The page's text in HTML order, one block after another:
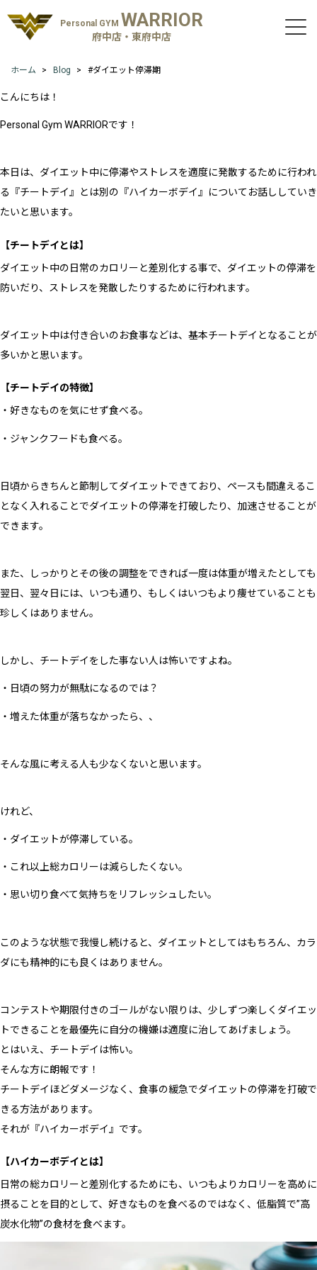
Personal GYM WARRIOR
府中店・東府中店
ホーム Blog #ダイエット停滞期
こんにちは！
Personal Gym WARRIORです！
本日は、ダイエット中に停滞やストレスを適度に発散するために行われ
る『チートデイ』とは別の『ハイカーボデイ』についてお話ししていき
たいと思います。
【チートデイとは】
ダイエット中の日常のカロリーと差別化する事で、ダイエットの停滞を
防いだり、ストレスを発散したりするために行われます。
ダイエット中は付き合いのお食事などは、基本チートデイとなることが
多いかと思います。
【チートデイの特徴】
・好きなものを気にせず食べる。
・ジャンクフードも食べる。
日頃からきちんと節制してダイエットできており、ペースも間違えるこ
となく入れることでダイエットの停滞を打破したり、加速させることが
できます。
また、しっかりとその後の調整をできれば一度は体重が増えたとしても
翌日、翌々日には、いつも通り、もしくはいつもより痩せていることも
珍しくはありません。
しかし、チートデイをした事ない人は怖いですよね。
・日頃の努力が無駄になるのでは？
・増えた体重が落ちなかったら、、
そんな風に考える人も少なくないと思います。
けれど、
・ダイエットが停滞している。
・これ以上総カロリーは減らしたくない。
・思い切り食べて気持ちをリフレッシュしたい。
このような状態で我慢し続けると、ダイエットとしてはもちろん、カラ
ダにも精神的にも良くはありません。
コンテストや期限付きのゴールがない限りは、少しずつ楽しくダイエッ
トできることを最優先に自分の機嫌は適度に治してあげましょう。
とはいえ、チートデイは怖い。
そんな方に朗報です！
チートデイほどダメージなく、食事の緩急でダイエットの停滞を打破で
きる方法があります。
それが『ハイカーボデイ』です。
【ハイカーボデイとは】
日常の総カロリーと差別化するためにも、いつもよりカロリーを高めに
摂ることを目的として、好きなものを食べるのではなく、低脂質で”高
炭水化物”の食材を食べます。